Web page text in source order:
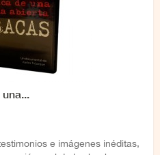
e imágenes inéditas,